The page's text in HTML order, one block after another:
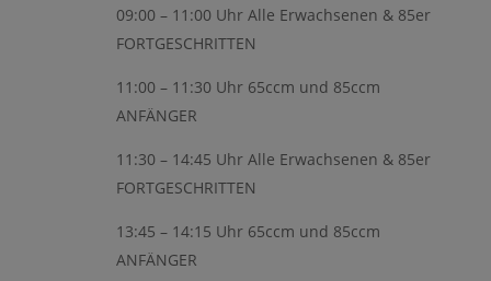
09:00 – 11:00 Uhr Alle Erwachsenen & 85er
FORTGESCHRITTEN
11:00 – 11:30 Uhr 65ccm und 85ccm
ANFÄNGER
11:30 – 14:45 Uhr Alle Erwachsenen & 85er
FORTGESCHRITTEN
13:45 – 14:15 Uhr 65ccm und 85ccm
ANFÄNGER